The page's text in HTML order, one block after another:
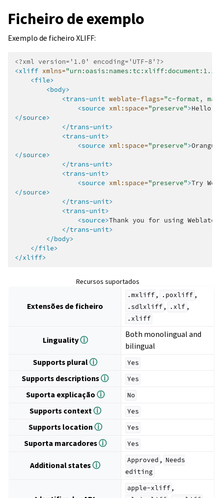
Ficheiro de exemplo
Exemplo de ficheiro XLIFF:
<?xml version='1.0' encoding='UTF-8'?>
<xliff xmlns="urn:oasis:names:tc:xliff:document:1.1"
<file>
<body>
<trans-unit weblate-flags="c-format,
<source xml:space="preserve">Hello,
</source>
</trans-unit>
<trans-unit>
<source xml:space="preserve">
</source>
</trans-unit>
<trans-unit>
<source xml:space="preserve">Try
</source>
</trans-unit>
<trans-unit>
<source>Thank you for using Weblate.
</trans-unit>
</body>
</file>
</xliff>
Recursos suportados
Extensões de ficheiro
.mxliff , .poxliff ,
.sdlxliff , .xlf ,
.xliff
Lingualityⓘ
Both monolingual and
bilingual
Supports pluralⓘ Yes
Supports descriptionsⓘ Yes
Suporta explicaçãoⓘ No
Supports contextⓘ Yes
Supports locationⓘ Yes
Suporta marcadoresⓘ Yes
Additional statesⓘ
Approved , Needs
editing
apple-xliff ,